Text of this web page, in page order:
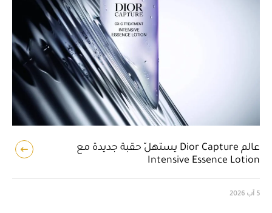
عالم Dior Capture يستهلّ حقبة جديدة مع
Intensive Essence Lotion
5 آب 2026